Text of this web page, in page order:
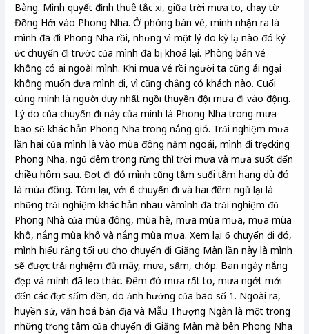
Bàng. Mình quyết định thuê tắc xi, giữa trời mưa to, chạy từ
Đồng Hới vào Phong Nha. Ở phòng bán vé, mình nhận ra là
mình đã đi Phong Nha rồi, nhưng vì một lý do kỳ lạ nào đó ký
ức chuyến đi trước của mình đã bị khoá lại. Phòng bán vé
không có ai ngoài mình. Khi mua vé rồi người ta cũng ái ngại
không muốn đưa mình đi, vì cũng chẳng có khách nào. Cuối
cùng mình là người duy nhất ngồi thuyền đội mưa đi vào động.
Lý do của chuyến đi này của mình là Phong Nha trong mưa
bão sẽ khác hẳn Phong Nha trong nắng gió. Trải nghiệm mưa
lần hai của mình là vào mùa đông năm ngoái, mình đi trẹcking
Phong Nha, ngủ đêm trong rừng thì trời mưa và mưa suốt đến
chiều hôm sau. Đợt đi đó mình cũng tắm suối tắm hang dù đó
là mùa đông. Tóm lại, với 6 chuyến đi và hai đêm ngủ lại là
những trải nghiệm khác hẳn nhau vàmình đã trải nghiệm đủ
Phong Nhà của mùa đông, mùa hè, mưa mùa mưa, mưa mùa
khô, nắng mùa khô và nắng mùa mưa. Xem lại 6 chuyến đi đó,
mình hiểu rằng tối ưu cho chuyến đi Giăng Màn lần này là mình
sẽ được trải nghiệm đủ mây, mưa, sấm, chớp. Ban ngày nắng
đẹp và mình đã leo thác. Đêm đó mưa rất to, mưa ngớt mới
đến các đợt sấm dền, do ảnh hưởng của bão số 1. Ngoài ra,
huyền sử, văn hoá bản địa và Mẫu Thượng Ngàn là một trong
những trọng tâm của chuyến đi Giăng Màn mà bên Phong Nha